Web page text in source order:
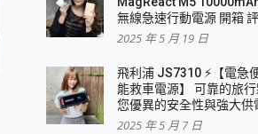
無線急速行動電源 開箱
2025 年 5 月 19 日
飛利浦 JS7310 ⚡【電急
能救車電源】 可靠的旅
您優異的安全性與強大供
2025 年 5 月 7 日